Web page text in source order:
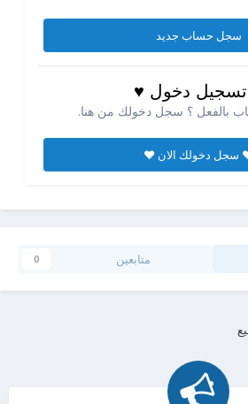
سجل حساب جديد
دخول ♥
بالفعل ؟ سجل دخولك من هنا.
سجل دخولك الان ♥
متابعين 0